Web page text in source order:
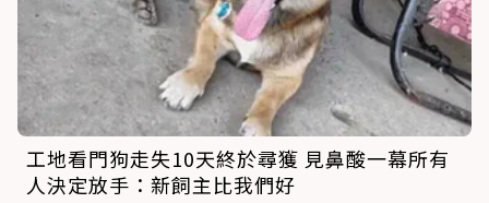
工地看門狗走失10天終於尋獲 見鼻酸一幕所有
人決定放手：新飼主比我們好